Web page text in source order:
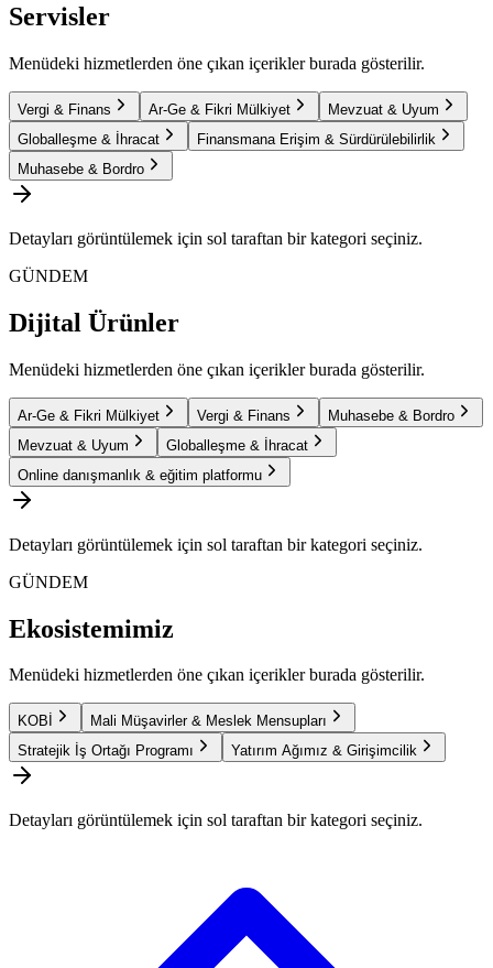
Servisler
Menüdeki hizmetlerden öne çıkan içerikler burada gösterilir.
Vergi & Finans Ar-Ge & Fikri Mülkiyet
Mevzuat & Uyum
Globalleşme & İhracat
Finansmana Erişim & Sürdürülebilirlik
Muhasebe & Bordro
Detayları görüntülemek için sol taraftan bir kategori seçiniz.
GÜNDEM
Dijital Ürünler
Menüdeki hizmetlerden öne çıkan içerikler burada gösterilir.
Ar-Ge & Fikri Mülkiyet Vergi & Finans
Muhasebe & Bordro
Mevzuat & Uyum
Globalleşme & İhracat
Online danışmanlık & eğitim platformu
Detayları görüntülemek için sol taraftan bir kategori seçiniz.
GÜNDEM
Ekosistemimiz
Menüdeki hizmetlerden öne çıkan içerikler burada gösterilir.
KOBİ
Mali Müşavirler & Meslek Mensupları
Stratejik İş Ortağı Programı
Yatırım Ağımız & Girişimcilik
Detayları görüntülemek için sol taraftan bir kategori seçiniz.